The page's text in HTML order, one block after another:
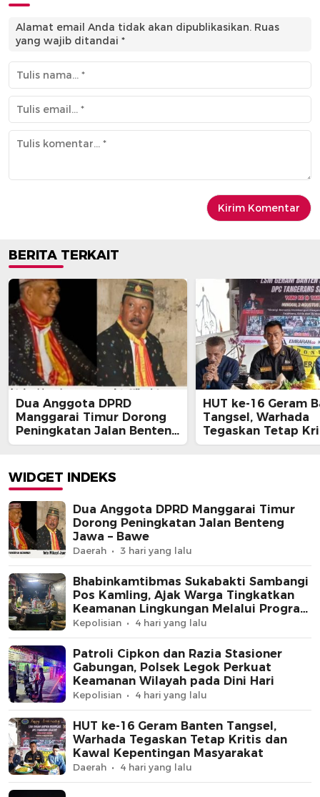
Alamat email Anda tidak akan dipublikasikan. Ruas
yang wajib ditandai *
BERITA TERKAIT
Dua Anggota DPRD
Manggarai Timur Dorong
Peningkatan Jalan Benteng
Jawa – Bawe
HUT ke-16 Geram
Tangsel, Warhada
Tegaskan Tetap
Kawal Kepentingan
WIDGET INDEKS
Dua Anggota DPRD Manggarai Timur
Dorong Peningkatan Jalan Benteng
Jawa – Bawe
Daerah 3 hari yang lalu
Bhabinkamtibmas Sukabakti Sambangi
Pos Kamling, Ajak Warga Tingkatkan
Keamanan Lingkungan Melalui Program
Jaga Jakarta+
Kepolisian 4 hari yang lalu
Patroli Cipkon dan Razia Stasioner
Gabungan, Polsek Legok Perkuat
Keamanan Wilayah pada Dini Hari
Kepolisian 4 hari yang lalu
HUT ke-16 Geram Banten Tangsel,
Warhada Tegaskan Tetap Kritis dan
Kawal Kepentingan Masyarakat
Daerah 4 hari yang lalu